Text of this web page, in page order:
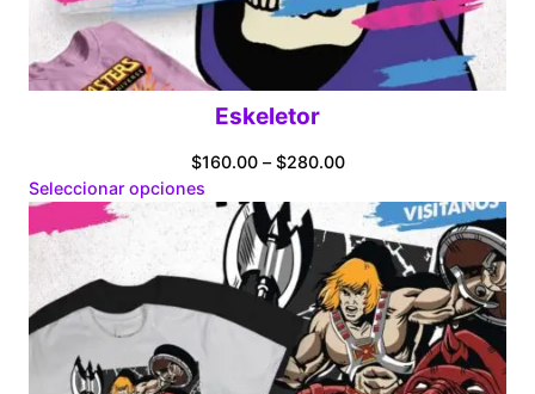
Eskeletor
$160.00 – $280.00Price
$160.00
through
$280.00
Seleccionar opciones